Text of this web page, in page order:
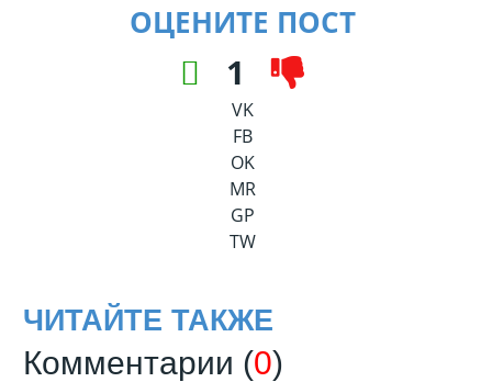
ОЦЕНИТЕ ПОСТ
1
VK
FB
OK
MR
GP
TW
ЧИТАЙТЕ ТАКЖЕ
Комментарии (0)